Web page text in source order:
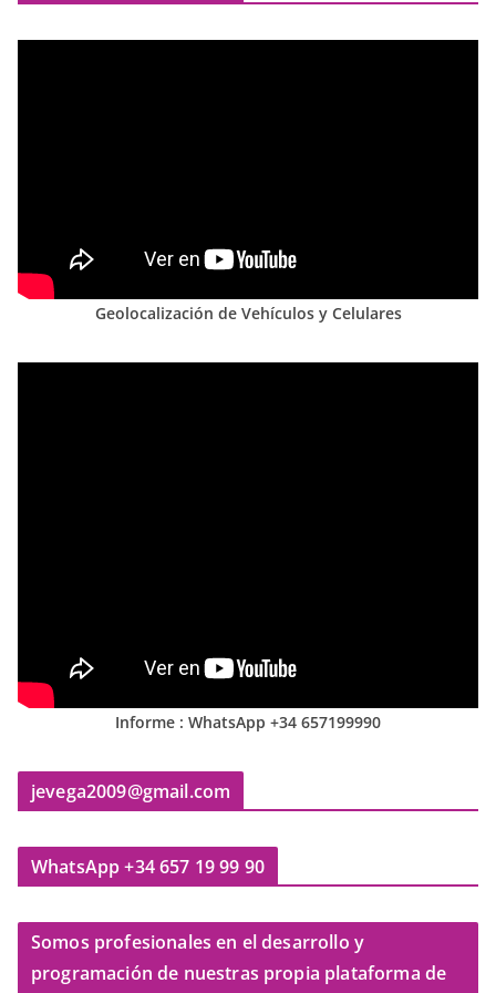
Geolocalización de Vehículos y Celulares
Informe : WhatsApp +34 657199990
jevega2009@gmail.com
WhatsApp +34 657 19 99 90
Somos profesionales en el desarrollo y
programación de nuestras propia plataforma de